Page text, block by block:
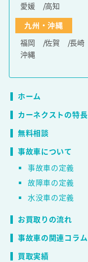
愛媛
高知
九州・沖縄
福岡
佐賀 長崎
沖縄
ホーム
カーネクストの特長
無料相談
事故車について
事故車の定義
故障車の定義
水没車の定義
お買取りの流れ
事故車の関連コラム
買取実績